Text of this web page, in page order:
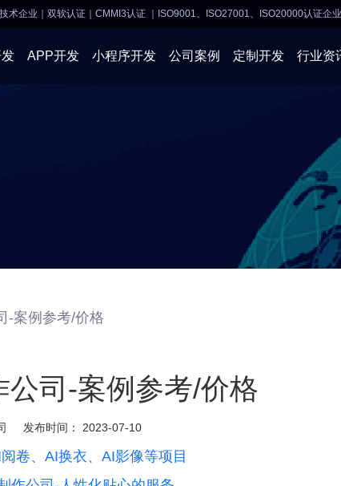
术企业｜双软认证｜CMMI3认证 ｜ISO9001、ISO27001、ISO20000认证企业
APP开发 小程序开发 公司案例 定制开发 行业资
小程序
系统开发
物联网
网站建设
企业经营
商业行情
-案例参考/价格
司-案例参考/价格
发布时间： 2023-07-10
卷、AI换衣、AI影像等项目